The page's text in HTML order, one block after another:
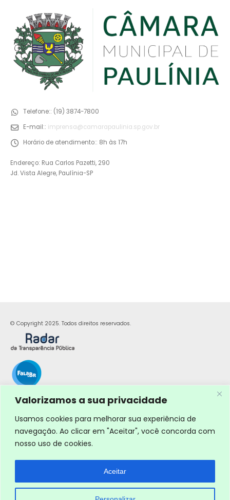
Valorizamos a sua privacidade
Usamos cookies para melhorar sua experiência de
navegação. Ao clicar em "Aceitar", você concorda com
nosso uso de cookies.
Aceitar
Telefone:: (19) 3874-7800
E-mail:: imprensa@camarapaulinia.sp.gov.br
Horário de atendimento:: 8h às 17h
Endereço: Rua Carlos Pazetti, 290
Jd. Vista Alegre, Paulínia-SP
© Copyright 2025. Todos direitos reservados.